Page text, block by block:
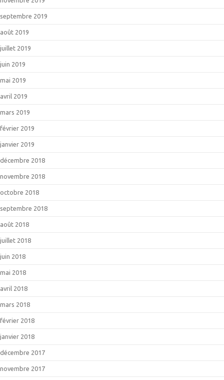
septembre 2019
août 2019
juillet 2019
juin 2019
mai 2019
avril 2019
mars 2019
février 2019
janvier 2019
décembre 2018
novembre 2018
octobre 2018
septembre 2018
août 2018
juillet 2018
juin 2018
mai 2018
avril 2018
mars 2018
février 2018
janvier 2018
décembre 2017
novembre 2017